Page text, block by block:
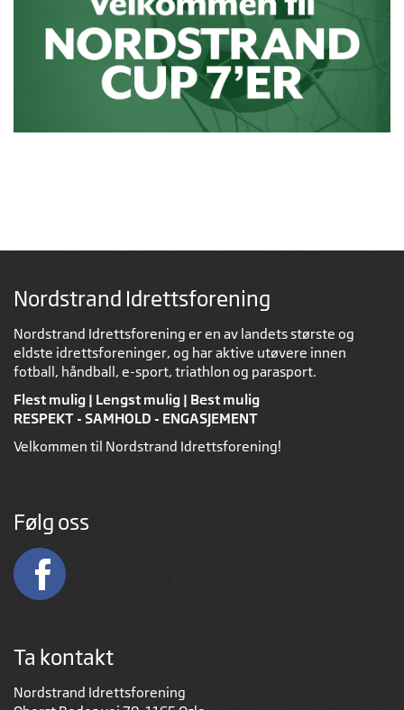
Nordstrand Idrettsforening
Nordstrand Idrettsforening er en av landets største og
eldste idrettsforeninger, og har aktive utøvere innen
fotball, håndball, e-sport, triathlon og parasport.
Flest mulig | Lengst mulig | Best mulig
RESPEKT - SAMHOLD - ENGASJEMENT
Velkommen til Nordstrand Idrettsforening!
Følg oss
Ta kontakt
Nordstrand Idrettsforening